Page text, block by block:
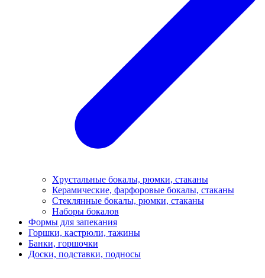
Хрустальные бокалы, рюмки, стаканы
Керамические, фарфоровые бокалы, стаканы
Стеклянные бокалы, рюмки, стаканы
Наборы бокалов
Формы для запекания
Горшки, кастрюли, тажины
Банки, горшочки
Доски, подставки, подносы